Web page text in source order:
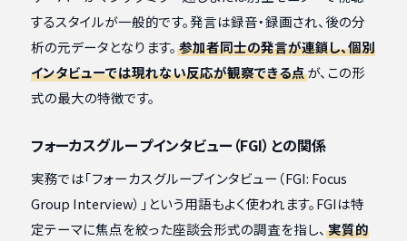
するスタイルが一般的です。発言は録音・録画され、後の分
析の元データとなります。 参加者同士の発言が連鎖し、個別
インタビューでは現れない反応が観察できる点が、この形
式の最大の特徴です。
フォーカスグループインタビュー（FGI）との関係
実務では「フォーカスグループインタビュー（FGI: Focus
Group Interview）」という用語もよく使われます。FGIは特
定テーマに焦点を絞った座談会形式の調査を指し、 実質的